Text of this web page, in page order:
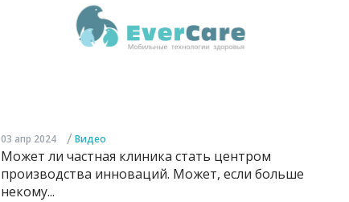
03 апр 2024 / Видео
Может ли частная клиника стать центром
производства инноваций. Может, если больше
некому...